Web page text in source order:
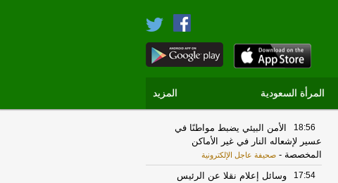
المرأة السعودية المزيد
18:56
الأمن البيئي يضبط مواطنًا في
عسير لإشعاله النار في غير الأماكن
المخصصة - صحيفة عاجل الإلكترونية
17:54
وسائل إعلام نقلا عن الرئيس